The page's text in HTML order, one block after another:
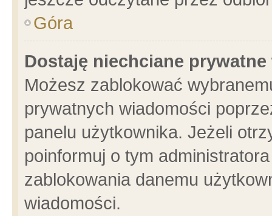
Góra
Dostaję niechciane
Możesz zablokować
prywatnych wiadomości
panelu użytkownika. Jeżeli
poinformuj o tym
zablokowania danemu
wiadomości.